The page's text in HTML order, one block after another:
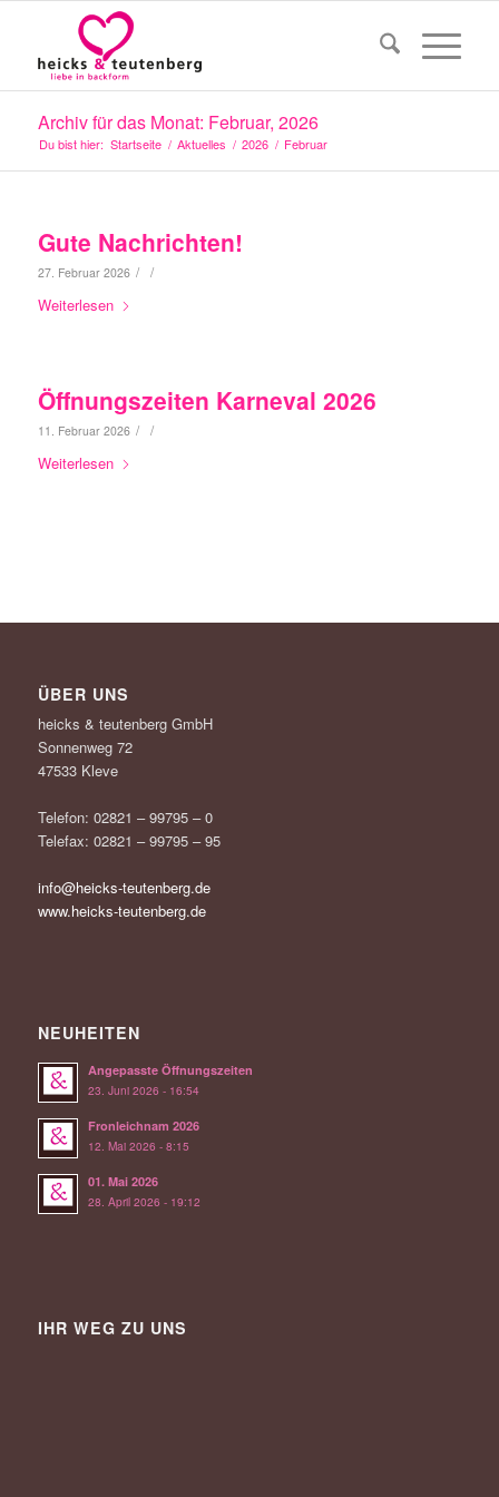
Archiv für das Monat: Februar, 2026
Du bist hier: Startseite / Aktuelles / 2026 / Februar
Gute Nachrichten!
27. Februar 2026 / /
Weiterlesen
Öffnungszeiten Karneval 2026
11. Februar 2026 / /
Weiterlesen
ÜBER UNS
heicks & teutenberg GmbH
Sonnenweg 72
47533 Kleve
Telefon: 02821 – 99795 – 0
Telefax: 02821 – 99795 – 95
info@heicks-teutenberg.de
www.heicks-teutenberg.de
NEUHEITEN
Angepasste Öffnungszeiten
23. Juni 2026 - 16:54
Fronleichnam 2026
12. Mai 2026 - 8:15
01. Mai 2026
28. April 2026 - 19:12
IHR WEG ZU UNS